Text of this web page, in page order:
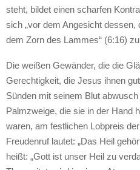
steht, bildet einen scharfen
sich „vor dem Angesicht
dem Zorn des Lammes“ (6:16)
Die weißen Gewänder, die die
Gerechtigkeit, die Jesus ihnen
Sünden mit seinem Blut
Palmzweige, die sie in der Hand
waren, am festlichen Lobpreis
Freudenruf lautet: „Das Heil
heißt: „Gott ist unser Heil zu